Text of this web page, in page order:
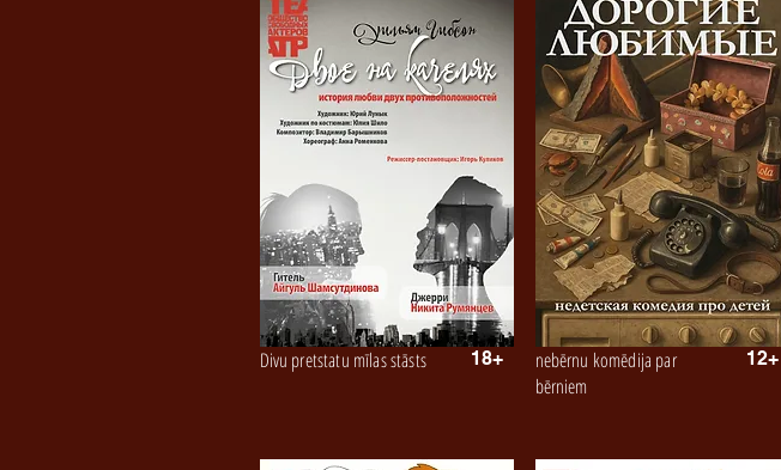
18+
Divu pretstatu mīlas stāsts 12+
nebērnu komēdija par
bērniem